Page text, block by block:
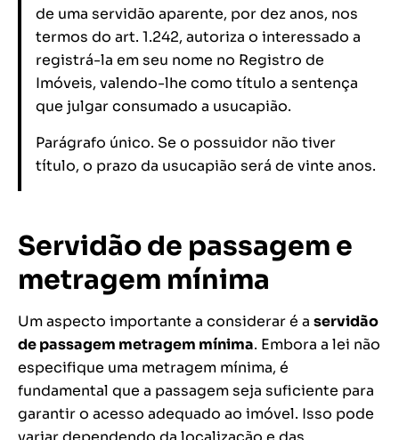
de uma servidão aparente, por dez anos, nos
termos do art. 1.242, autoriza o interessado a
registrá-la em seu nome no Registro de
Imóveis, valendo-lhe como título a sentença
que julgar consumado a usucapião.
Parágrafo único. Se o possuidor não tiver
título, o prazo da usucapião será de vinte anos.
Servidão de passagem e
metragem mínima
Um aspecto importante a considerar é a servidão
de passagem metragem mínima. Embora a lei não
especifique uma metragem mínima, é
fundamental que a passagem seja suficiente para
garantir o acesso adequado ao imóvel. Isso pode